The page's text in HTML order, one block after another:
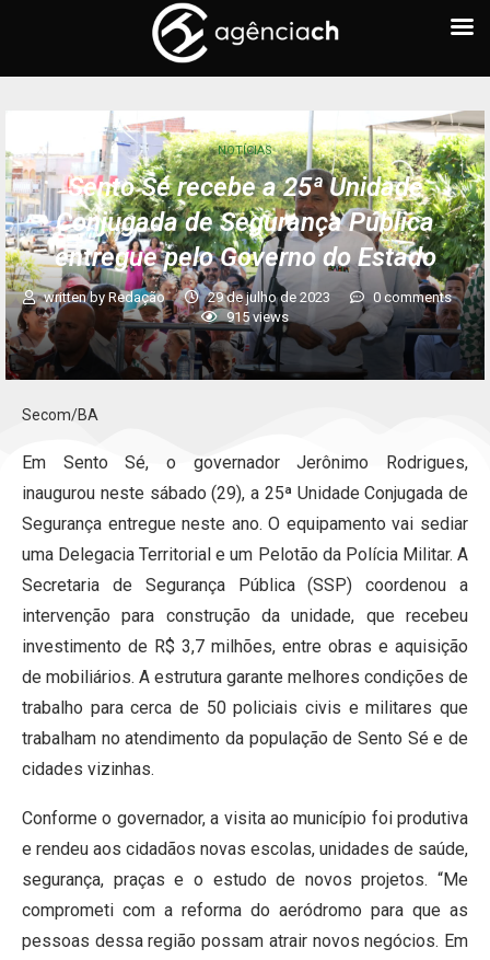
NOTÍCIAS
Sento Sé recebe a 25ª Unidade
Conjugada de Segurança Pública
entregue pelo Governo do Estado
written by Redação 29 de julho de 2023
0 comments
915views
Secom/BA
Em Sento Sé, o governador Jerônimo Rodrigues,
inaugurou neste sábado (29), a 25ª Unidade Conjugada de
Segurança entregue neste ano. O equipamento vai sediar
uma Delegacia Territorial e um Pelotão da Polícia Militar. A
Secretaria de Segurança Pública (SSP) coordenou a
intervenção para construção da unidade, que recebeu
investimento de R$ 3,7 milhões, entre obras e aquisição
de mobiliários. A estrutura garante melhores condições de
trabalho para cerca de 50 policiais civis e militares que
trabalham no atendimento da população de Sento Sé e de
cidades vizinhas.
Conforme o governador, a visita ao município foi produtiva
e rendeu aos cidadãos novas escolas, unidades de saúde,
segurança, praças e o estudo de novos projetos. “Me
comprometi com a reforma do aeródromo para que as
pessoas dessa região possam atrair novos negócios. Em